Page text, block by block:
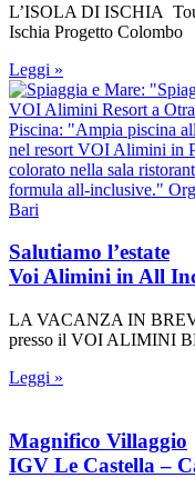
L’ISOLA DI ISCHIA
Ischia Progetto Colombo
Leggi »
Salutiamo l’estate
Voi Alimini in All
LA VACANZA IN
presso il VOI ALIMINI
Leggi »
Magnifico Villaggio
IGV Le Castella –